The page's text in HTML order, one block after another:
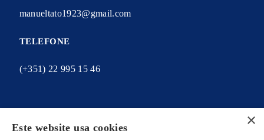
manueltato1923@gmail.com
TELEFONE
(+351) 22 995 15 46
A MINHA CONTA ×
Este website usa cookies